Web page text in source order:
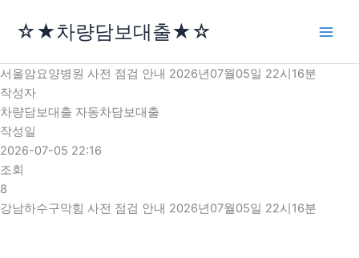
로
건
너
뛰
기
☆★차량담보대출★☆
서울암요양병원 사전 점검 안내 2026년07월05일 22시16분
작성자
차량담보대출 자동차담보대출
작성일
2026-07-05 22:16
조회
8
강남하수구막힘 사전 점검 안내 2026년07월05일 22시16분